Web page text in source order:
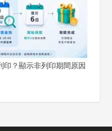
印？顯示非列印期間原因